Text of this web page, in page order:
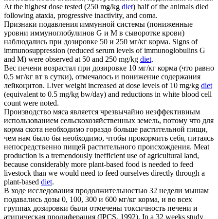
At the highest dose tested (250 mg/kg diet) half of the animals died
following ataxia, progressive inactivity, and coma.
Признаки подавления иммунной системы (пониженные
уровни иммуноглобулинов G и М в сыворотке крови)
наблюдались при дозировке 50 и 250 мг/кг корма. Signs of
immunosuppression (reduced serum levels of immunoglobulins G
and M) were observed at 50 and 250 mg/kg diet.
Вес печени возрастал при дозировке 10 мг/кг корма (что равно
0,5 мг/кг вт в сутки), отмечалось и понижение содержания
лейкоцитов. Liver weight increased at dose levels of 10 mg/kg diet
(equivalent to 0.5 mg/kg bw/day) and reductions in white blood cell
count were noted.
Производство мяса является чрезвычайно неэффективным
использованием сельскохозяйственных земель, потому что для
корма скота необходимо гораздо больше растительной пищи,
чем нам было бы необходимо, чтобы прокормить себя, питаясь
непосредственно пищей растительного происхождения. Meat
production is a tremendously inefficient use of agricultural land,
because considerably more plant-based food is needed to feed
livestock than we would need to feed ourselves directly through a
plant-based diet.
В ходе исследования продолжительностью 32 недели мышам
подавались дозы 0, 100, 300 и 600 мг/кг корма, и во всех
группах дозировки были отмечены токсичность печени и
атипическая пролиферация (IPCS, 1992). In a 32 weeks study